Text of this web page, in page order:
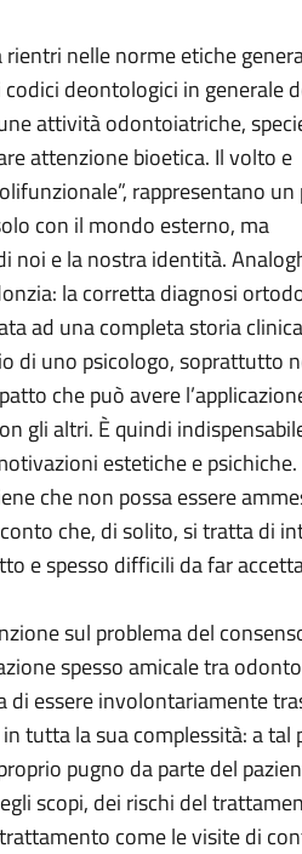
nelle norme etiche
deontologici in generale
attività odontoiatriche,
attenzione bioetica. Il volto e
rappresentano
con il mondo esterno, ma
noi e la nostra identità.
la corretta diagnosi
ad una completa storia
di uno psicologo, soprattutto
che può avere
gli altri. È quindi
estetiche e psichiche.
che non possa essere
che, di solito, si tratta di
e spesso difficili da far
sul problema del
spesso amicale tra
di essere involontariamente
tutta la sua complessità: a tal
pugno da parte del
scopi, dei rischi del
come le visite di